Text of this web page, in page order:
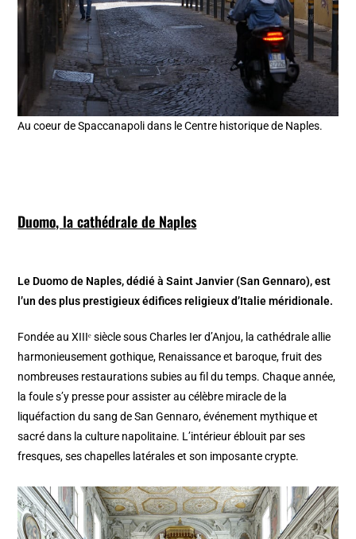
Au coeur de Spaccanapoli dans le Centre historique de Naples.
Duomo, la cathédrale de Naples
Le Duomo de Naples, dédié à Saint Janvier (San Gennaro), est
l’un des plus prestigieux édifices religieux d’Italie méridionale.
Fondée au XIIIᵉ siècle sous Charles Ier d’Anjou, la cathédrale allie
harmonieusement gothique, Renaissance et baroque, fruit des
nombreuses restaurations subies au fil du temps. Chaque année,
la foule s’y presse pour assister au célèbre miracle de la
liquéfaction du sang de San Gennaro, événement mythique et
sacré dans la culture napolitaine. L’intérieur éblouit par ses
fresques, ses chapelles latérales et son imposante crypte.